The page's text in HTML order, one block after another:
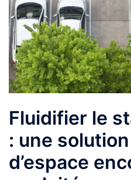
Fluidifier le
: une
d’espace